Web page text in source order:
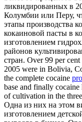
ликвидированных в
Колумбии или Перу,
этапы производства
кокаиновой пасты в
изготовлением
районов
стран. Over 99 per
2005 were in Bolivia,
the complete cocaine
base and finally
of cultivation in the
Одна из них на этом
изготовлением